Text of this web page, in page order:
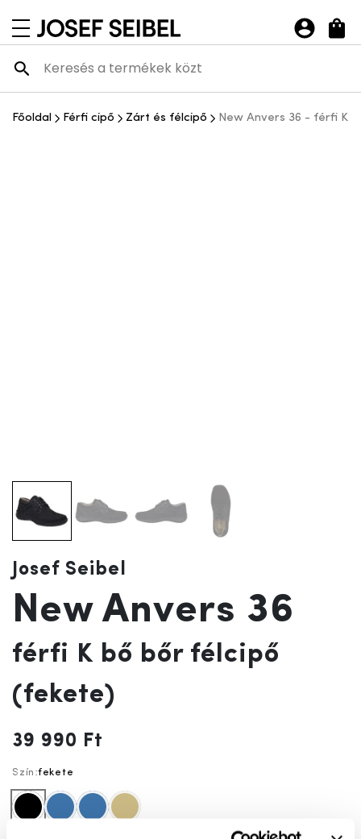
navigációs menü megnyitása
Josef Seibel Webshop
Főoldal Férfi cipő Zárt és félcipő New Anvers 36 - férfi K
Josef Seibel
New Anvers 36
férfi K bő bőr félcipő
(fekete)
39 990 Ft
Szín:fekete
feketekék kék drapp